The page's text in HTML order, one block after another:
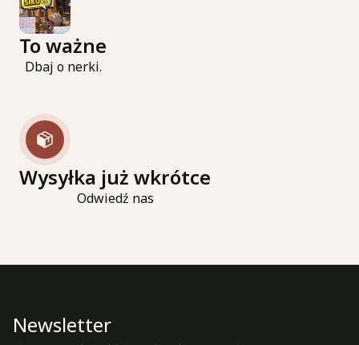
To ważne
Dbaj o nerki.
Wysyłka już wkrótce
Odwiedź nas
Newsletter